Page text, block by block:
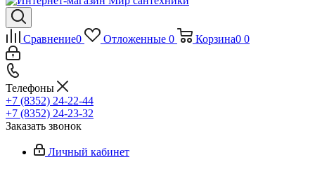
Сравнение0 Отложенные 0 Корзина0 0
Телефоны
+7 (8352) 24-22-44
+7 (8352) 24-23-32
Заказать звонок
Личный кабинет